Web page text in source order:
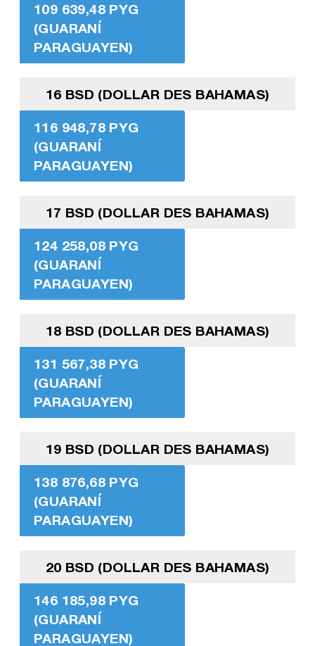
109 639,48 PYG
(GUARANÍ
PARAGUAYEN)
16 BSD (DOLLAR DES BAHAMAS)
116 948,78 PYG
(GUARANÍ
PARAGUAYEN)
17 BSD (DOLLAR DES BAHAMAS)
124 258,08 PYG
(GUARANÍ
PARAGUAYEN)
18 BSD (DOLLAR DES BAHAMAS)
131 567,38 PYG
(GUARANÍ
PARAGUAYEN)
19 BSD (DOLLAR DES BAHAMAS)
138 876,68 PYG
(GUARANÍ
PARAGUAYEN)
20 BSD (DOLLAR DES BAHAMAS)
146 185,98 PYG
(GUARANÍ
PARAGUAYEN)